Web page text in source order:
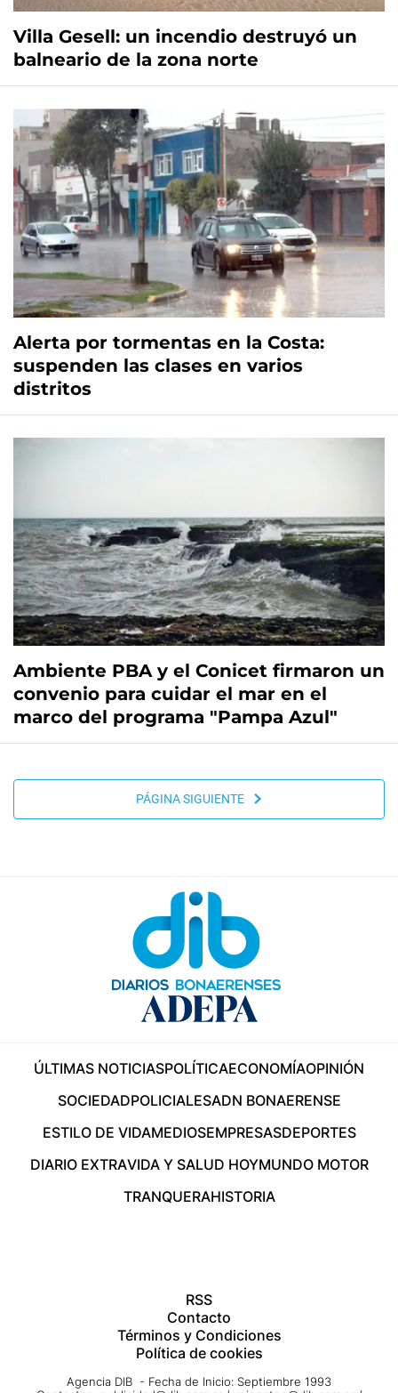
Villa Gesell: un incendio destruyó un
balneario de la zona norte
Alerta por tormentas en la Costa:
suspenden las clases en varios
distritos
Ambiente PBA y el Conicet firmaron un
convenio para cuidar el mar en el
marco del programa "Pampa Azul"
PÁGINA SIGUIENTE
ÚLTIMAS NOTICIASPOLÍTICAECONOMÍAOPINIÓN
SOCIEDADPOLICIALESADN BONAERENSE
ESTILO DE VIDAMEDIOSEMPRESASDEPORTES
DIARIO EXTRAVIDA Y SALUD HOYMUNDO MOTOR
TRANQUERAHISTORIA
RSS
Contacto
Términos y Condiciones
Política de cookies
Agencia DIB - Fecha de Inicio: Septiembre 1993